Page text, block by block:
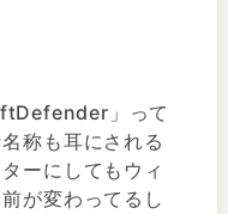
」って
称も耳にされる
ーにしてもウィ
が変わってるし